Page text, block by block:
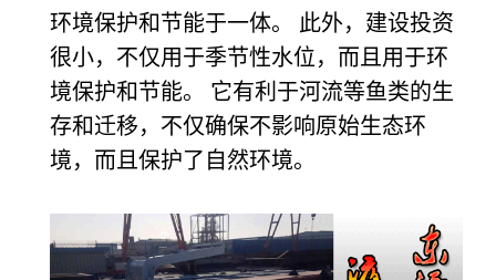
环境保护和节能于一体。 此外，建设投资
很小，不仅用于季节性水位，而且用于环
境保护和节能。 它有利于河流等鱼类的生
存和迁移，不仅确保不影响原始生态环
境，而且保护了自然环境。